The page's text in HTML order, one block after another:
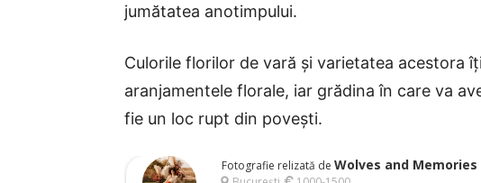
jumătatea anotimpului.
Culorile florilor de vară și varietatea acestora
aranjamentele florale, iar grădina în care va
fie un loc rupt din povești.